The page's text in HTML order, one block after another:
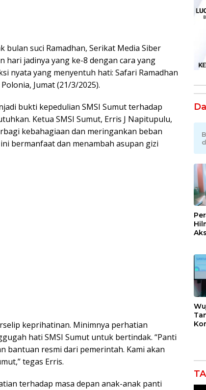
bulan suci Ramadhan, Serikat Media Siber
hari jadinya yang ke-8 dengan cara yang
nyata yang menyentuh hati: Safari Ramadhan
Jumat (21/3/2025).
bukti kepedulian SMSI Sumut terhadap
Ketua SMSI Sumut, Erris J Napitupulu,
kebahagiaan dan meringankan beban
bermanfaat dan menambah asupan gizi
keprihatinan. Minimnya perhatian
hati SMSI Sumut untuk bertindak. “Panti
bantuan resmi dari pemerintah. Kami akan
tegas Erris.
terhadap masa depan anak-anak panti